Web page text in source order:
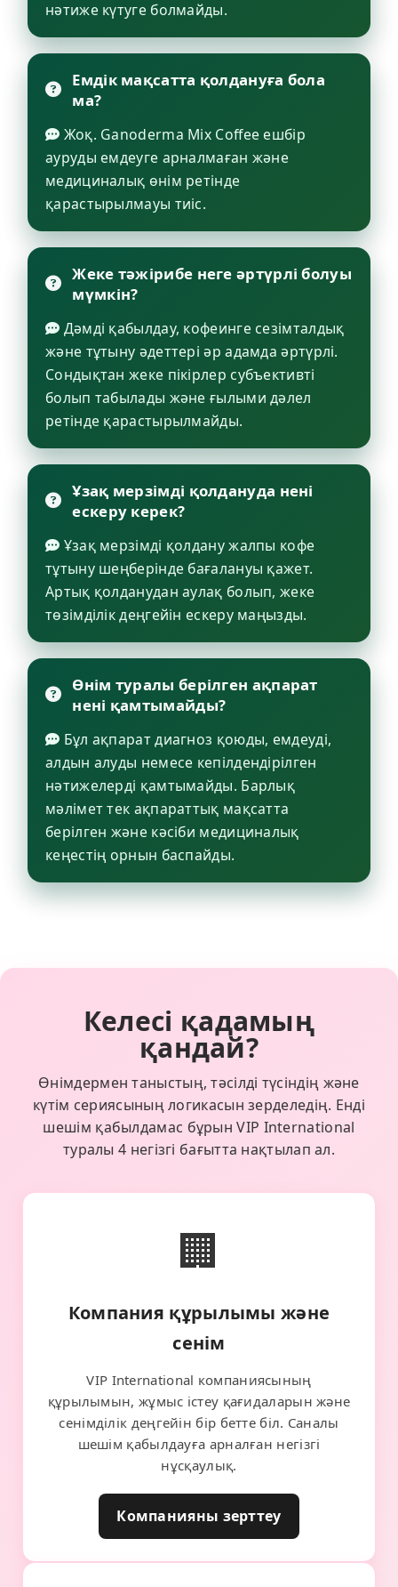
нәтиже күтуге болмайды.
Емдік мақсатта қолдануға бола
ма?
Жоқ. Ganoderma Mix Coffee ешбір
ауруды емдеуге арналмаған және
медициналық өнім ретінде
қарастырылмауы тиіс.
Жеке тәжірибе неге әртүрлі болуы
мүмкін?
Дәмді қабылдау, кофеинге сезімталдық
және тұтыну әдеттері әр адамда әртүрлі.
Сондықтан жеке пікірлер субъективті
болып табылады және ғылыми дәлел
ретінде қарастырылмайды.
Ұзақ мерзімді қолдануда нені
ескеру керек?
Ұзақ мерзімді қолдану жалпы кофе
тұтыну шеңберінде бағалануы қажет.
Артық қолданудан аулақ болып, жеке
төзімділік деңгейін ескеру маңызды.
Өнім туралы берілген ақпарат
нені қамтымайды?
Бұл ақпарат диагноз қоюды, емдеуді,
алдын алуды немесе кепілдендірілген
нәтижелерді қамтымайды. Барлық
мәлімет тек ақпараттық мақсатта
берілген және кәсіби медициналық
кеңестің орнын баспайды.
Келесі қадамың
қандай?
Өнімдермен таныстың, тәсілді түсіндің және
күтім сериясының логикасын зерделедің. Енді
шешім қабылдамас бұрын VIP International
туралы 4 негізгі бағытта нақтылап ал.
🏢
Компания құрылымы және
сенім
VIP International компаниясының
құрылымын, жұмыс істеу қағидаларын және
сенімділік деңгейін бір бетте біл. Саналы
шешім қабылдауға арналған негізгі
нұсқаулық.
Компанияны зерттеу